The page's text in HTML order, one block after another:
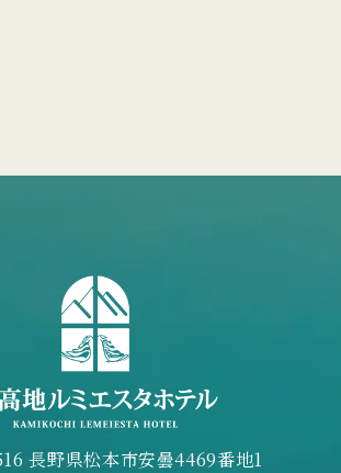
長野県松本市安曇4469番地1